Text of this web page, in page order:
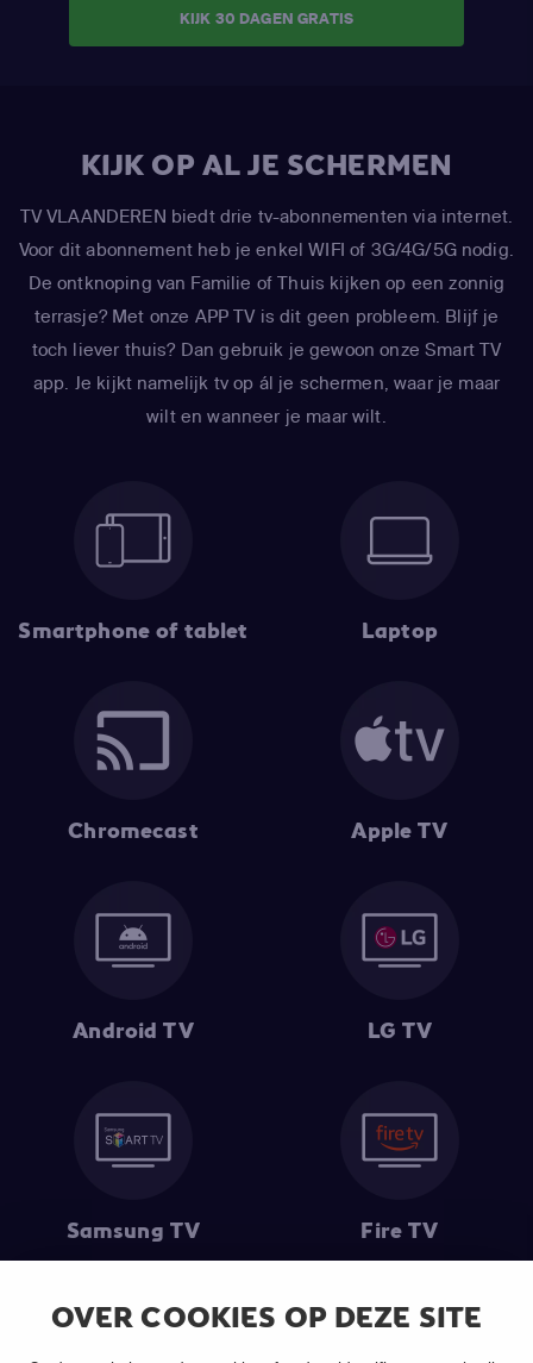
OVER COOKIES OP DEZE SITE
KIJK 30 DAGEN GRATIS
KIJK OP AL JE SCHERMEN
TV VLAANDEREN biedt drie tv-abonnementen via internet.
Voor dit abonnement heb je enkel WIFI of 3G/4G/5G nodig.
De ontknoping van Familie of Thuis kijken op een zonnig
terrasje? Met onze APP TV is dit geen probleem. Blijf je
toch liever thuis? Dan gebruik je gewoon onze Smart TV
app. Je kijkt namelijk tv op ál je schermen, waar je maar
wilt en wanneer je maar wilt.
Smartphone of tablet Laptop
Chromecast Apple TV
Android TV LG TV
Samsung TV Fire TV